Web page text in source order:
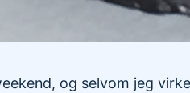
og selvom jeg